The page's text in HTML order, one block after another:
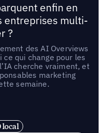
enfin en
entreprises multi-
?
des AI Overviews
qui change pour les
cherche vraiment, et
marketing
semaine.
local